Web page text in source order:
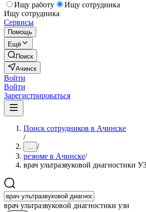
Ищу работу
Ищу сотрудника
Ищу сотрудника
Сервисы
Помощь
Ещё
Поиск
Ачинск
Войти
Войти
Зарегистрироваться
Поиск сотрудников в Ачинске
/
... /
резюме в Ачинске/
врач ультразвуковой диагностики
врач ультразвуковой диагностики узи